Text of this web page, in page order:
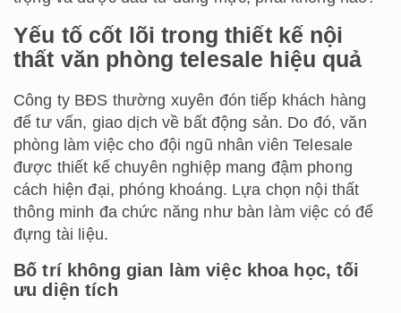
Yếu tố cốt lõi trong thiết kế nội
thất văn phòng telesale hiệu quả
Công ty BĐS thường xuyên đón tiếp khách hàng
để tư vấn, giao dịch về bất động sản. Do đó, văn
phòng làm việc cho đội ngũ nhân viên Telesale
được thiết kế chuyên nghiệp mang đậm phong
cách hiện đại, phóng khoáng. Lựa chọn nội thất
thông minh đa chức năng như bàn làm việc có để
đựng tài liệu.
Bố trí không gian làm việc khoa học, tối
ưu diện tích